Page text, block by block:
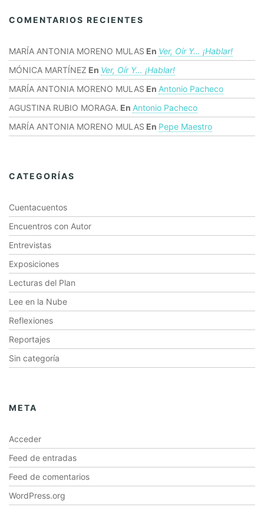
COMENTARIOS RECIENTES
MARÍA ANTONIA MORENO MULAS En Ver, Oír Y… ¡hablar!
MÓNICA MARTÍNEZ En Ver, Oír Y… ¡hablar!
MARÍA ANTONIA MORENO MULAS En Antonio Pacheco
AGUSTINA RUBIO MORAGA. En Antonio Pacheco
MARÍA ANTONIA MORENO MULAS En Pepe Maestro
CATEGORÍAS
Cuentacuentos
Encuentros con Autor
Entrevistas
Exposiciones
Lecturas del Plan
Lee en la Nube
Reflexiones
Reportajes
Sin categoría
META
Acceder
Feed de entradas
Feed de comentarios
WordPress.org